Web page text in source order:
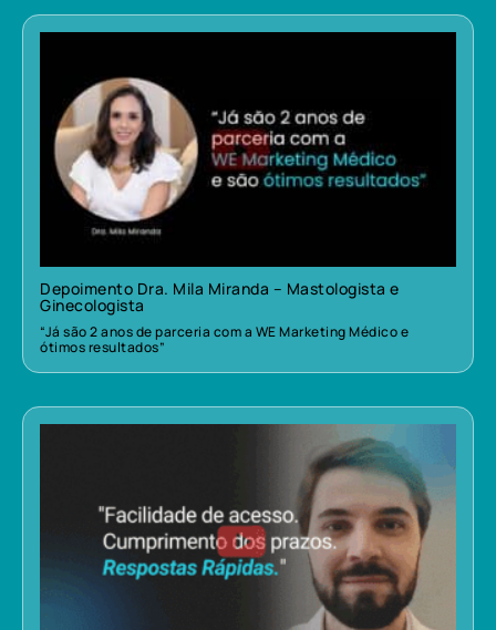
Depoimento Dra. Mila Miranda – Mastologista e
Ginecologista
“Já são 2 anos de parceria com a WE Marketing Médico e
ótimos resultados”